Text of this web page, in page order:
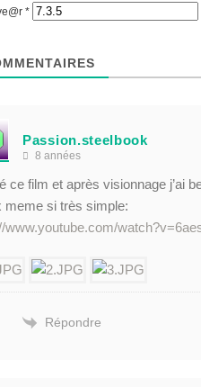
*
Passion.steelbook
8 années
ce film et après visionnage j’ai
meme si très simple:
www.youtube.com/
Répondre